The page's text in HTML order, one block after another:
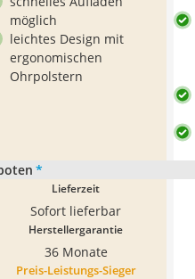
möglich
leichtes Design mit
ergonomischen
Ohrpolstern
*
Lieferzeit
Sofort lieferbar
Herstellergarantie
36 Monate
Preis-Leistungs-Sieger